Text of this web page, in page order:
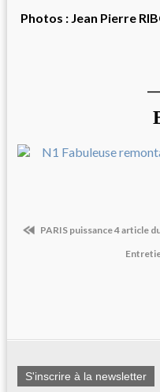
Photos : Jean Pierre
PARIS puissance 4 article
S'inscrire à la newsletter